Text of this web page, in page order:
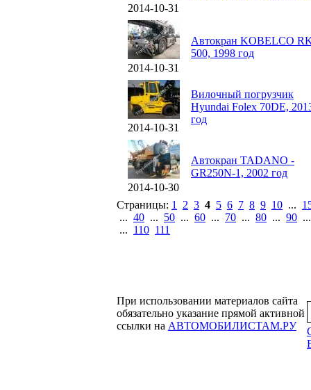
2014-10-31
2014-10-31
Автокран KOBELCO
500, 1998 год
2014-10-31
Вилочный погрузчик
Hyundai Folex 70DE,
год
2014-10-30
Автокран TADANO -
GR250N-1, 2002 год
Страницы: 1 2 3 4 5 6 7 8 9 10 ...
... 40 ... 50 ... 60 ... 70 ... 80 ... 90
... 110 111
При использовании материалов сайта
обязательно указание прямой активной
ссылки на АВТОМОБИЛИСТАМ.РУ